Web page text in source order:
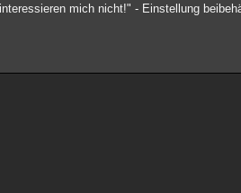
mich nicht!" - Einstellung